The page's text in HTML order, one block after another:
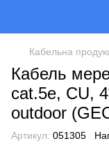
Кабельна
Кабель
cat.5e, CU,
outdoor
Артикул: 051305